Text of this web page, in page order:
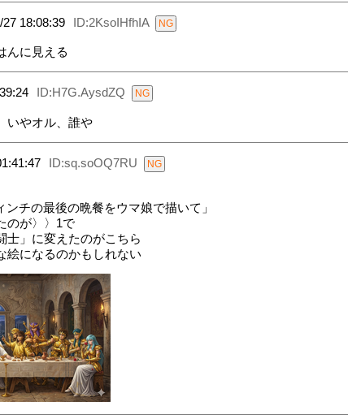
18:08:39 ID:2KsoIHfhIA
んに見える
ID:H7G.AysdZQ
いやオル、誰や
ID:sq.soOQ7RU
チの最後の晩餐をウマ娘で描いて」
のが〉〉1で
士」に変えたのがこちら
絵になるのかもしれない